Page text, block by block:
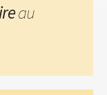
au